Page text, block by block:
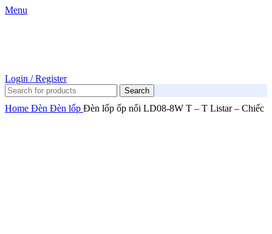
Menu
Login / Register
Search
Home Đèn Đèn lốp Đèn lốp ốp nổi LD08-8W T – T Listar – Chiếc